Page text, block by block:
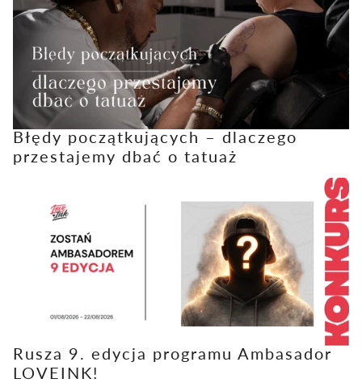
Błędy początkujących – dlaczego
przestajemy dbać o tatuaż
Rusza 9. edycja programu Ambasador
LOVEINK!